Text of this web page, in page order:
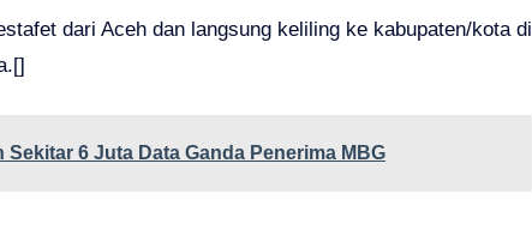
dari Aceh dan langsung keliling ke kabupaten/kota di
Sekitar 6 Juta Data Ganda Penerima MBG